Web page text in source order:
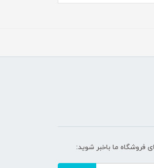
فروشگاه ما باخبر شوید: